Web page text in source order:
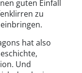
guten Einfall
zu
hat also
Und